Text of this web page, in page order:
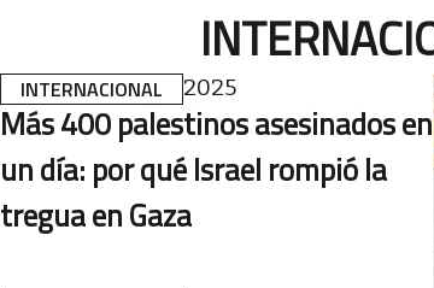
INTERNACIONAL
18 DE MARZO DE 2025
Más 400 palestinos asesinados en
un día: por qué Israel rompió la
tregua en Gaza